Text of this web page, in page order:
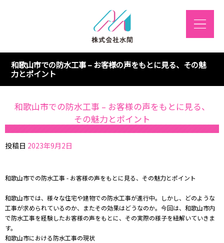
和歌山市での防水工事 – お客様の声をもとに見る、その魅
力とポイント
和歌山市での防水工事 – お客様の声をもとに見る、
その魅力とポイント
投稿日 2023年9月2日
和歌山市での防水工事 - お客様の声をもとに見る、その魅力とポイント
和歌山市では、様々な住宅や建物での防水工事が進行中。しかし、どのような
工事が求められているのか、またその効果はどうなのか。今回は、和歌山市内
で防水工事を経験したお客様の声をもとに、その実際の様子を紐解いていきま
す。
和歌山市における防水工事の現状